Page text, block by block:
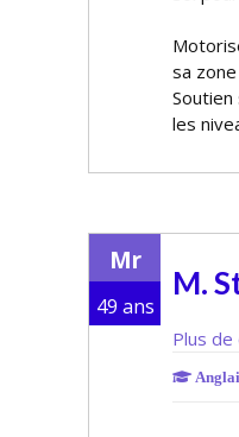
sa
Soutien
les
Mr
49 ans
M.
Plus de